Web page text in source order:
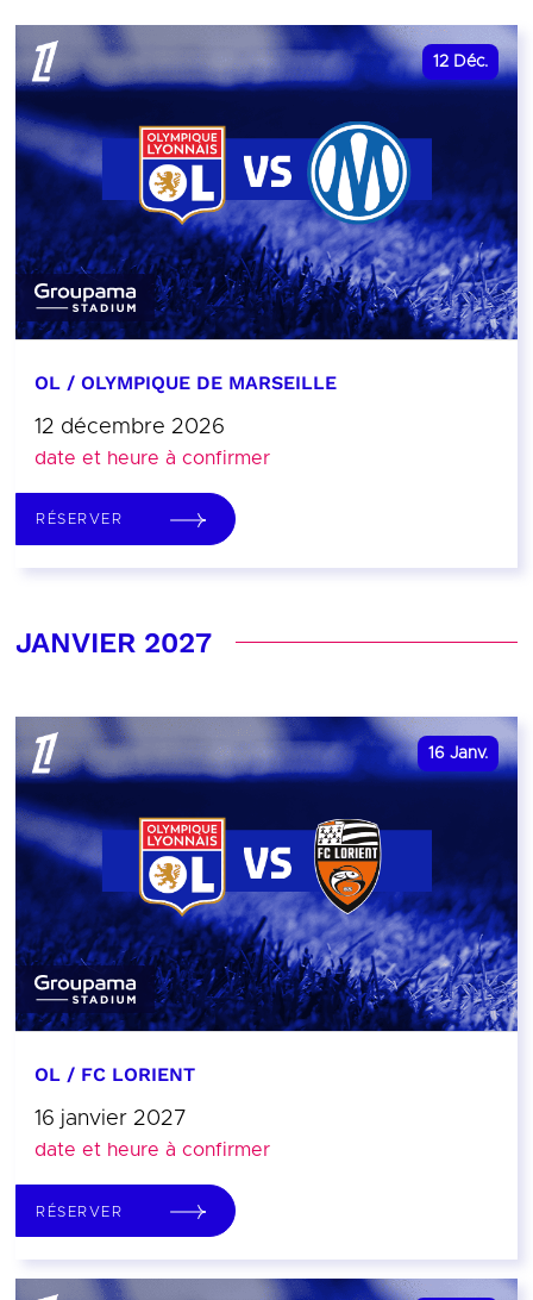
12 Déc.
OL / OLYMPIQUE DE MARSEILLE
12 décembre 2026
date et heure à confirmer
RÉSERVER
JANVIER 2027
16 Janv.
OL / FC LORIENT
16 janvier 2027
date et heure à confirmer
RÉSERVER